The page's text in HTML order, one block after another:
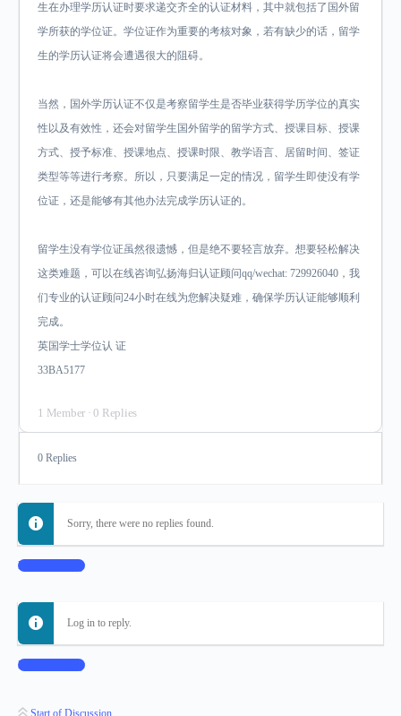
生在办理学历认证时要求递交齐全的认证材料，其中就包括了国外留
学所获的学位证。学位证作为重要的考核对象，若有缺少的话，留学
生的学历认证将会遭遇很大的阻碍。
当然，国外学历认证不仅是考察留学生是否毕业获得学历学位的真实
性以及有效性，还会对留学生国外留学的留学方式、授课目标、授课
方式、授予标准、授课地点、授课时限、教学语言、居留时间、签证
类型等等进行考察。所以，只要满足一定的情况，留学生即使没有学
位证，还是能够有其他办法完成学历认证的。
留学生没有学位证虽然很遗憾，但是绝不要轻言放弃。想要轻松解决
这类难题，可以在线咨询弘扬海归认证顾问qq/wechat: 729926040，我
们专业的认证顾问24小时在线为您解决疑难，确保学历认证能够顺利
完成。
英国学士学位认 证
33BA5177
1 Member · 0 Replies
0 Replies
Sorry, there were no replies found.
Log In to Reply
Log in to reply.
Log In to Reply
Start of Discussion